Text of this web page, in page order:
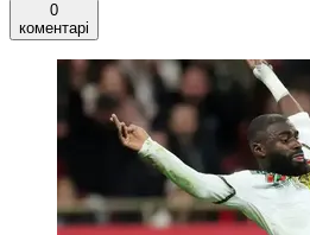
0
коментарі